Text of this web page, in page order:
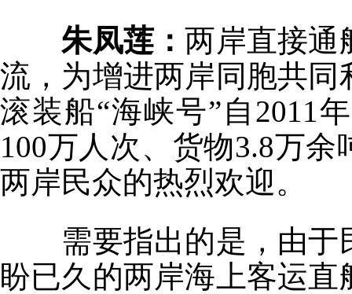
朱凤莲：两岸直接通
流，为增进两岸同胞共
滚装船“海峡号”自2011
100万人次、货物3.8万
两岸民众的热烈欢迎。
需要指出的是，由于
盼已久的两岸海上客运